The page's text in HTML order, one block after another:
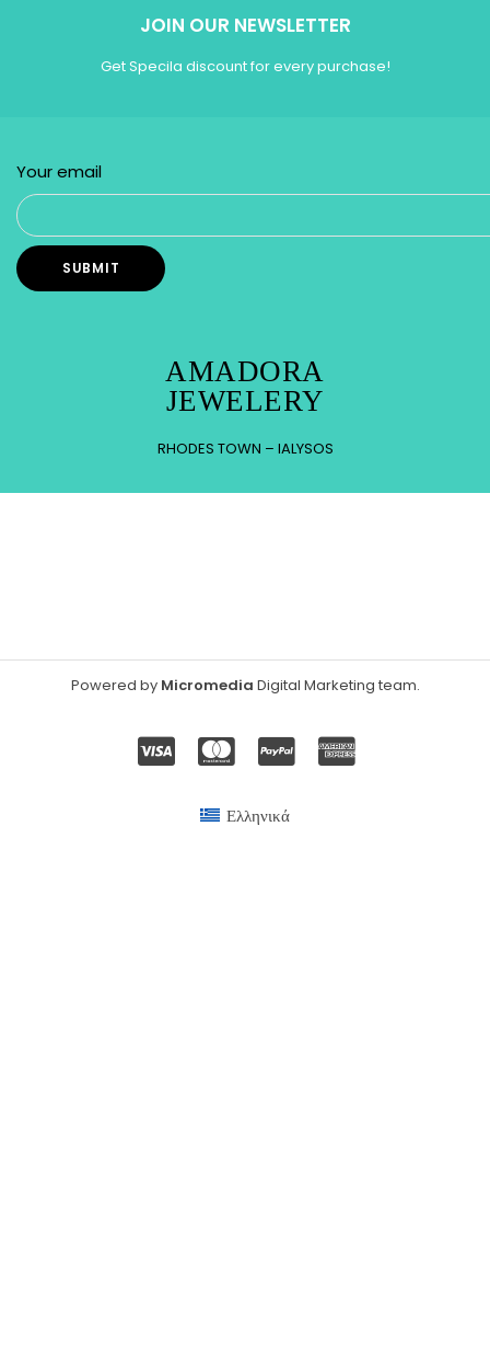
JOIN OUR NEWSLETTER
Get Specila discount for every purchase!
Your email
AMADORA
JEWELERY
RHODES TOWN – IALYSOS
Powered by Micromedia Digital Marketing team.
Ελληνικά